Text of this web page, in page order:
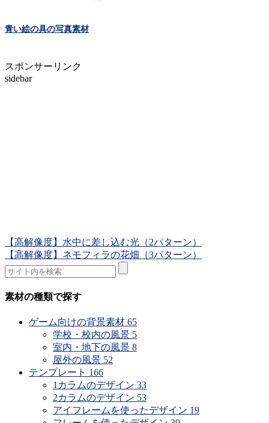
青い絵の具の写真素材
スポンサーリンク
sidebar
【高解像度】水中に差し込む光（2パターン）
【高解像度】ネモフィラの花畑（3パターン）
素材の種類で探す
ゲーム向けの背景素材 65
学校・校内の風景 5
室内・地下の風景 8
屋外の風景 52
テンプレート 166
1カラムのデザイン 33
2カラムのデザイン 53
アイフレームを使ったデザイン 19